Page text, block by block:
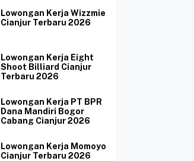
Lowongan Kerja Wizzmie
Cianjur Terbaru 2026
Lowongan Kerja Eight
Shoot Billiard Cianjur
Terbaru 2026
Lowongan Kerja PT BPR
Dana Mandiri Bogor
Cabang Cianjur 2026
Lowongan Kerja Momoyo
Cianjur Terbaru 2026